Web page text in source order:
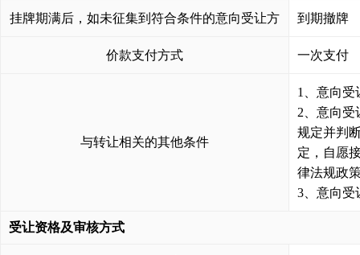
挂牌期满后，如未征集到符合条件的意向受让方 到期撤牌
价款支付方式 一次支付
与转让相关的其他条件
1、意向受
2、意向受
规定并判
定，自愿
律法规政
3、意向受
受让资格及审核方式